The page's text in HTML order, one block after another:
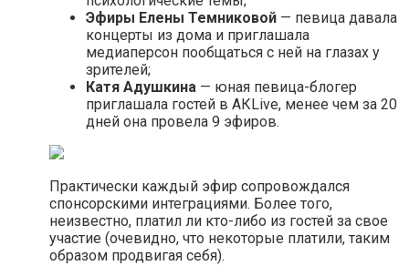
Эфиры Елены Темниковой — певица давала
концерты из дома и приглашала
медиаперсон пообщаться с ней на глазах у
зрителей;
Катя Адушкина — юная певица-блогер
приглашала гостей в АКLive, менее чем за 20
дней она провела 9 эфиров.
Практически каждый эфир сопровождался
спонсорскими интеграциями. Более того,
неизвестно, платил ли кто-либо из гостей за свое
участие (очевидно, что некоторые платили, таким
образом продвигая себя).